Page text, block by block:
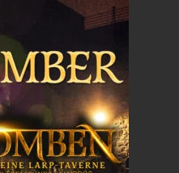
auf.
Optionen
können
auf
der
Produktseite
gewählt